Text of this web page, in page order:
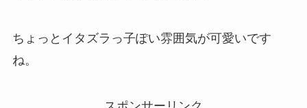
ちょっとイタズラっ子ぽい雰囲気が可愛いです
ね。